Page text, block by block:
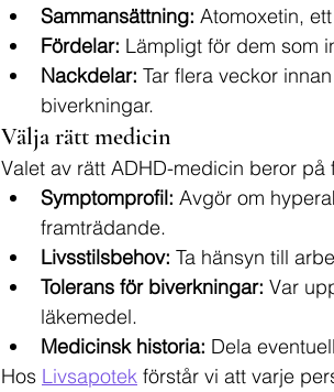
Sammansättning: Atomoxetin,
Fördelar: Lämpligt för dem som
Nackdelar: Tar flera veckor
biverkningar.
Välja rätt medicin
Valet av rätt ADHD-medicin beror på
Symptomprofil: Avgör om
framträdande.
Livsstilsbehov: Ta hänsyn till
Tolerans för biverkningar: Var
läkemedel.
Medicinsk historia: Dela
Hos Livsapotek förstår vi att varje